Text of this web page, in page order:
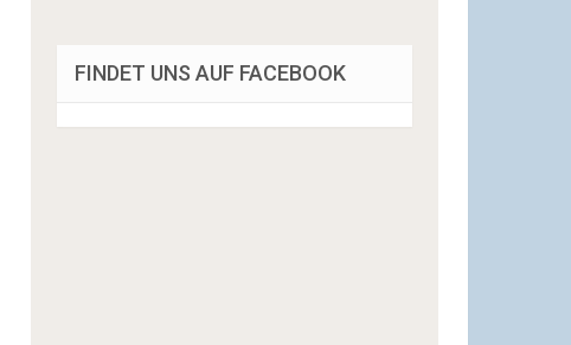
FINDET UNS AUF FACEBOOK